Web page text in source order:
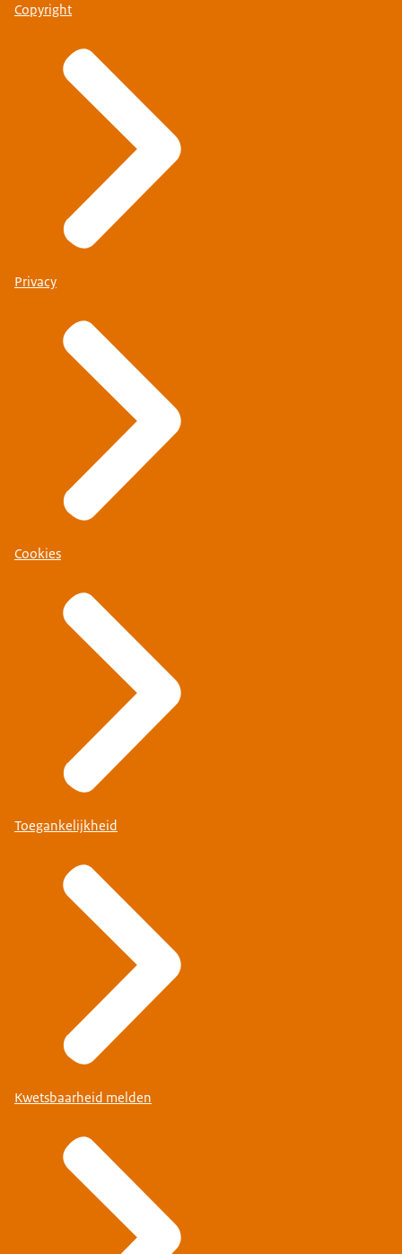
Copyright
Privacy
Cookies
Toegankelijkheid
Kwetsbaarheid melden